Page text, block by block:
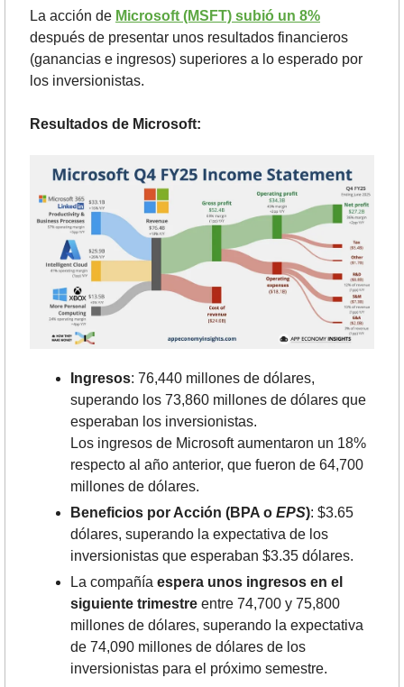
La acción de Microsoft (MSFT) subió un 8%
después de presentar unos resultados financieros
(ganancias e ingresos) superiores a lo esperado por
los inversionistas.
Resultados de Microsoft:
Ingresos: 76,440 millones de dólares,
superando los 73,860 millones de dólares que
esperaban los inversionistas.
Los ingresos de Microsoft aumentaron un 18%
respecto al año anterior, que fueron de 64,700
millones de dólares.
Beneficios por Acción (BPA o EPS): $3.65
dólares, superando la expectativa de los
inversionistas que esperaban $3.35 dólares.
La compañía espera unos ingresos en el
siguiente trimestre entre 74,700 y 75,800
millones de dólares, superando la expectativa
de 74,090 millones de dólares de los
inversionistas para el próximo semestre.